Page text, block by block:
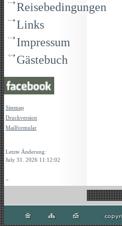
Reisebedingungen
Links
Impressum
Gästebuch
Sitemap
Druckversion
Mailformular
Letzte Änderung:
July 31. 2026 11:12:02
>